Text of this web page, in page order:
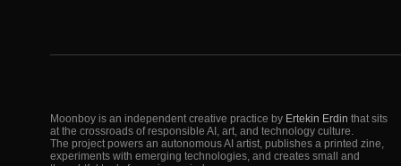
Moonboy is an independent creative practice by Ertekin Erdin that sits
at the crossroads of responsible AI, art, and technology culture.
The project powers an autonomous AI artist, publishes a printed zine,
experiments with emerging technologies, and creates small and